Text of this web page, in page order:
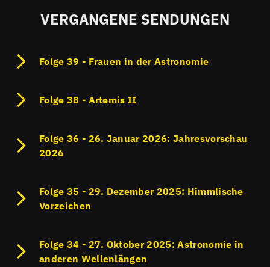
VERGANGENE SENDUNGEN
Folge 39 - Frauen in der Astronomie
Folge 38 - Artemis II
Folge 36 - 26. Januar 2026: Jahresvorschau
2026
Folge 35 - 29. Dezember 2025: Himmlische
Vorzeichen
Folge 34 - 27. Oktober 2025: Astronomie in
anderen Wellenlängen